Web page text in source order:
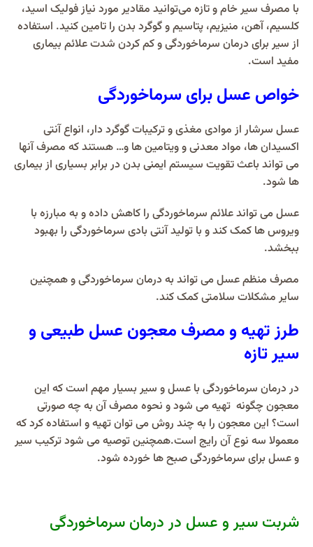
با مصرف سیر خام و تازه می‌‌توانید مقادیر مورد نیاز فولیک اسید،
کلسیم، آهن، منیزیم، پتاسیم و گوگرد بدن را تامین کنید. استفاده
از سیر برای درمان سرماخوردگی و کم کردن شدت علائم بیماری
مفید است.
خواص عسل برای سرماخوردگی
عسل سرشار از موادی مغذی و ترکیبات گوگرد دار، انواع آنتی
اکسیدان ها، مواد معدنی و ویتامین ها و… هستند که مصرف آنها
می تواند باعث تقویت سیستم ایمنی بدن در برابر بسیاری از بیماری
ها شود.
عسل می تواند علائم سرماخوردگی را کاهش داده و به مبارزه با
ویروس ها کمک کند و با تولید آنتی بادی سرماخوردگی را بهبود
ببخشد.
مصرف منظم عسل می تواند به درمان سرماخوردگی و همچنین
سایر مشکلات سلامتی کمک کند.
طرز تهیه و مصرف معجون عسل طبیعی و
سیر تازه
در درمان سرماخوردگی با عسل و سیر بسیار مهم است که این
معجون چگونه تهیه می شود و نحوه مصرف آن به چه صورتی
است؟ این معجون را به چند روش می توان تهیه و استفاده کرد که
معمولا سه نوع آن رایج است.همچنین توصیه می شود ترکیب سیر
و عسل برای سرماخوردگی صبح ها خورده شود.
شربت سیر و عسل در درمان سرماخوردگی